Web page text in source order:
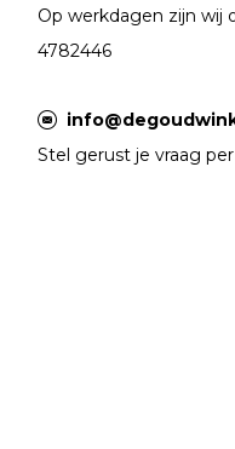
Op werkdagen zijn wij
4782446
Stel gerust je vraag